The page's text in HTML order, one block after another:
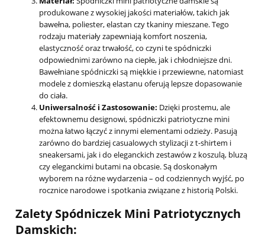
produkowane z wysokiej jakości materiałów, takich jak
bawełna, poliester, elastan czy tkaniny mieszane. Tego
rodzaju materiały zapewniają komfort noszenia,
elastyczność oraz trwałość, co czyni te spódniczki
odpowiednimi zarówno na ciepłe, jak i chłodniejsze dni.
Bawełniane spódniczki są miękkie i przewiewne, natomiast
modele z domieszką elastanu oferują lepsze dopasowanie
do ciała.
Uniwersalność i Zastosowanie: Dzięki prostemu, ale
efektownemu designowi, spódniczki patriotyczne mini
można łatwo łączyć z innymi elementami odzieży. Pasują
zarówno do bardziej casualowych stylizacji z t-shirtem i
sneakersami, jak i do eleganckich zestawów z koszulą, bluzą
czy eleganckimi butami na obcasie. Są doskonałym
wyborem na różne wydarzenia – od codziennych wyjść, po
rocznice narodowe i spotkania związane z historią Polski.
Zalety Spódniczek Mini Patriotycznych
Damskich: